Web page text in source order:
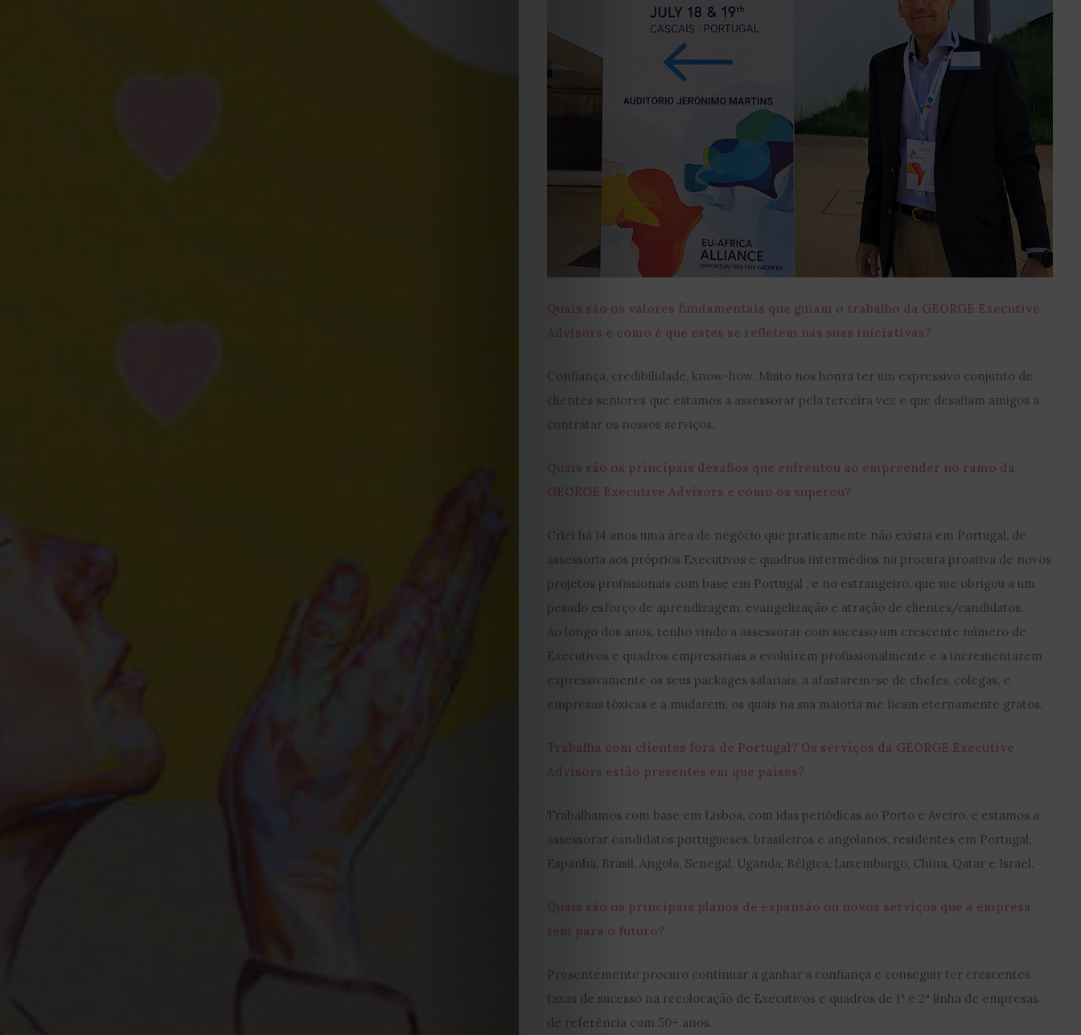
2022
2021
Obras
Capa
Contactos
Estatuto
Editorial
Política
de
Termos
e
Condições
Política
de
Cookies
Quais são os valores fundamentais que guiam o trabalho da GEORGE Executive
Advisors e como é que estes se refletem nas suas iniciativas?
Confiança, credibilidade, know-how. Muito nos honra ter um expressivo conjunto de
clientes seniores que estamos a assessorar pela terceira vez e que desafiam amigos a
contratar os nossos serviços.
Quais são os principais desafios que enfrentou ao empreender no ramo da
GEORGE Executive Advisors e como os superou?
Criei há 14 anos uma área de negócio que praticamente não existia em Portugal, de
assessoria aos próprios Executivos e quadros intermédios na procura proativa de novos
projetos profissionais com base em Portugal , e no estrangeiro, que me obrigou a um
pesado esforço de aprendizagem, evangelização e atração de clientes/candidatos.
Ao longo dos anos, tenho vindo a assessorar com sucesso um crescente número de
Executivos e quadros empresariais a evoluírem profissionalmente e a incrementarem
expressivamente os seus packages salariais, a afastarem-se de chefes, colegas, e
empresas tóxicas e a mudarem, os quais na sua maioria me ficam eternamente gratos.
Trabalha com clientes fora de Portugal? Os serviços da GEORGE Executive
Advisors estão presentes em que países?
Trabalhamos com base em Lisboa, com idas periódicas ao Porto e Aveiro, e estamos a
assessorar candidatos portugueses, brasileiros e angolanos, residentes em Portugal,
Espanha, Brasil, Angola, Senegal, Uganda, Bélgica, Luxemburgo, China, Qatar e Israel.
Quais são os principais planos de expansão ou novos serviços que a empresa
tem para o futuro?
Presentemente procuro continuar a ganhar a confiança e conseguir ter crescentes
taxas de sucesso na recolocação de Executivos e quadros de 1ª e 2ª linha de empresas
de referência com 50+ anos.